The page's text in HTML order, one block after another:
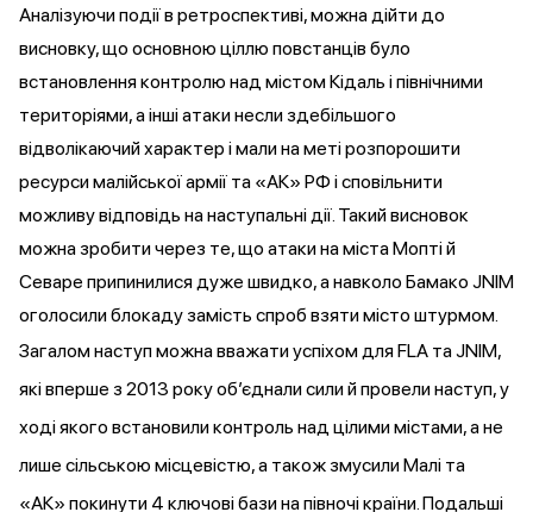
Аналізуючи події в ретроспективі, можна дійти до
висновку, що основною ціллю повстанців було
встановлення контролю над містом Кідаль і північними
територіями, а інші атаки несли здебільшого
відволікаючий характер і мали на меті розпорошити
ресурси малійської армії та «АК» РФ і сповільнити
можливу відповідь на наступальні дії. Такий висновок
можна зробити через те, що атаки на міста Мопті й
Севаре припинилисядуже швидко, а навколо Бамако JNIM
оголосили блокаду замість спроб взяти місто штурмом.
Загалом наступ можна вважати успіхом для FLA та JNIM,
які вперше з 2013 року об’єднали сили й провели наступ, у
ході якого встановили контроль над цілими містами, а не
лише сільською місцевістю, а також змусили Малі та
«АК» покинути 4 ключові бази на півночі країни. Подальші